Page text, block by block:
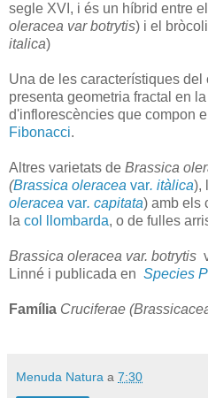
segle XVI, i és un híbrid entre
oleracea var botrytis) i el
italica)
Una de les característiques del
presenta geometria fractal en
d'inflorescències que compon
Fibonacci.
Altres varietats de Brassica
(Brassica oleracea var. itàlica),
oleracea var. capitata) amb els
la col llombarda, o de fulles
Brassica oleracea var. botrytis
Linné i publicada en Species
Família Cruciferae
Menuda Natura a 7:30